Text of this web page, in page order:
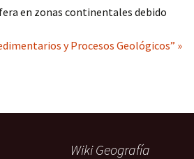
en zonas continentales debido
y Procesos Geológicos” »
Wiki Geografía